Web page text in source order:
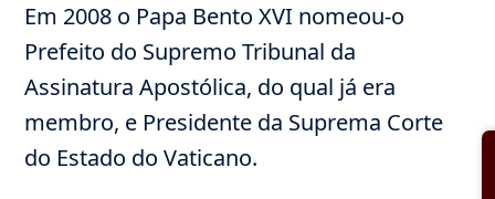
Em 2008 o Papa Bento XVI nomeou-o
Prefeito do Supremo Tribunal da
Assinatura Apostólica, do qual já era
membro, e Presidente da Suprema Corte
do Estado do Vaticano.